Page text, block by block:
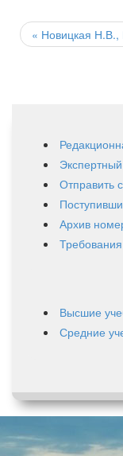
Post
navigation
« Новицкая Н.В.,
Отправить
Архив
Высшие
Средние